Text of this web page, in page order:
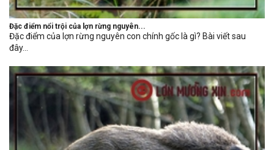
Đặc điểm nổi trội của lợn rừng nguyên...
Đặc điểm của lợn rừng nguyên con chính gốc là gì? Bài viết sau
đây...